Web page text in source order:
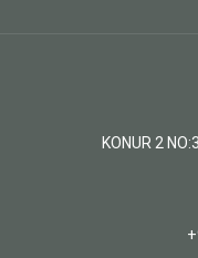
KONUR 2